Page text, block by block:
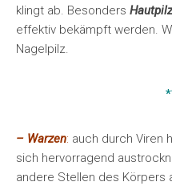
klingt ab. Besonders Hautpilz
effektiv bekämpft werden.
Nagelpilz.
– Warzen: auch durch Viren
sich hervorragend
andere Stellen des Körpers